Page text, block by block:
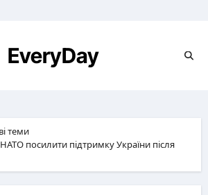
EveryDay
теми
посилити підтримку України після